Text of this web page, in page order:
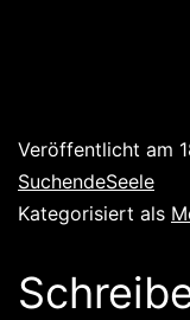
Veröffentlicht am
SuchendeSeele
Kategorisiert als